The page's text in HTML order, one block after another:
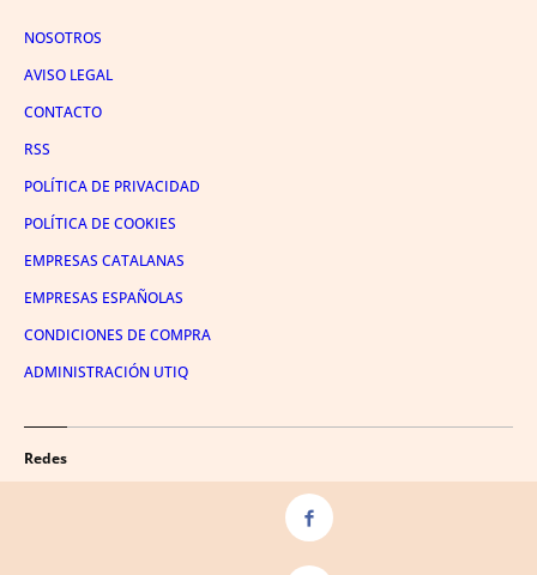
NOSOTROS
AVISO LEGAL
CONTACTO
RSS
POLÍTICA DE PRIVACIDAD
POLÍTICA DE COOKIES
EMPRESAS CATALANAS
EMPRESAS ESPAÑOLAS
CONDICIONES DE COMPRA
ADMINISTRACIÓN UTIQ
Redes